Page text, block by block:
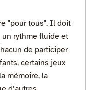
"pour tous". Il doit
rythme fluide et
de participer
certains jeux
mémoire, la